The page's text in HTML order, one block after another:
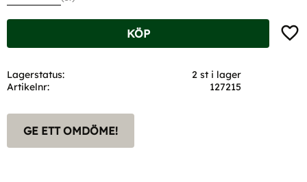
KÖP
Lagerstatus
2 st i lager
Artikelnr
127215
GE ETT OMDÖME!